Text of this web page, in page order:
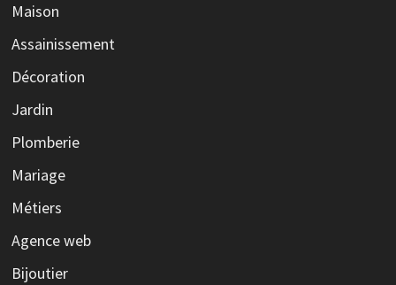
Maison
Assainissement
Décoration
Jardin
Plomberie
Mariage
Métiers
Agence web
Bijoutier